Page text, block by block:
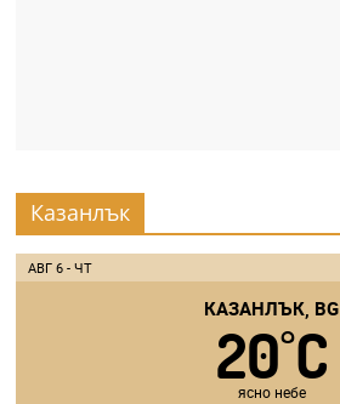
Казанлък
АВГ 6 - ЧТ
КАЗАНЛЪК, BG
20°C
ясно небе